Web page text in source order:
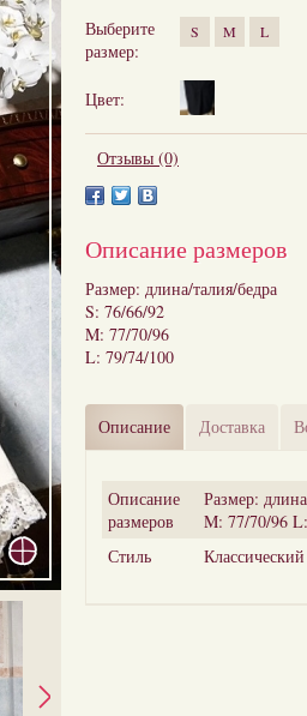
Выберите
размер:
S M L
Цвет:
Отзывы (0)
Описание размеров
Размер: длина/талия/бедра
S: 76/66/92
M: 77/70/96
L: 79/74/100
Описание Доставка
Описание
размеров
Размер:
M: 77/70/96
Стиль
Классический